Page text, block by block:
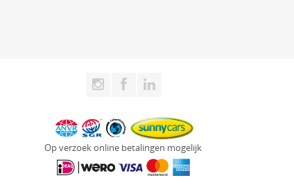
Op verzoek online betalingen mogelijk